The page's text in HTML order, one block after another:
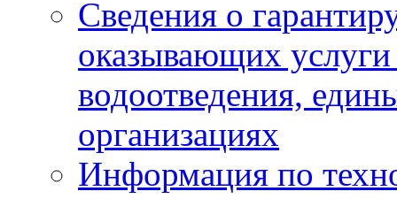
Сведения о
оказывающих
водоотведения,
организациях
Информация по